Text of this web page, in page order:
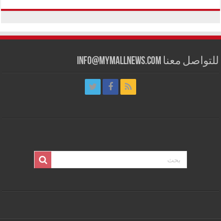
للتواصل معنا info@mymallnews.com